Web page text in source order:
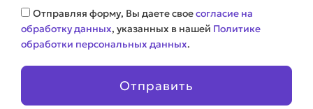
Соглашение
Отправляя форму, Вы даете своесогласие на
обработку данных, указанных в нашей Политике
обработки персональных данных.
Отправить